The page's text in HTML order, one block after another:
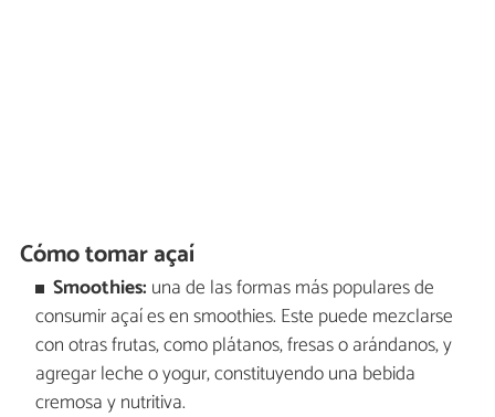
Cómo tomar açaí
Smoothies: una de las formas más populares de
consumir açaí es en smoothies. Este puede mezclarse
con otras frutas, como plátanos, fresas o arándanos, y
agregar leche o yogur, constituyendo una bebida
cremosa y nutritiva.